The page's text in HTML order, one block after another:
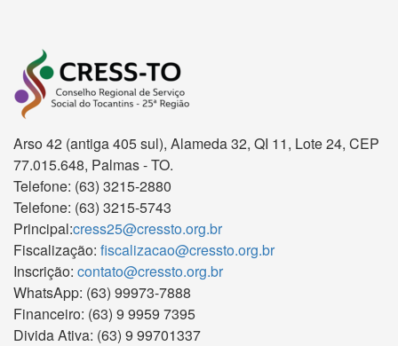
Arso 42 (antiga 405 sul), Alameda 32, QI 11, Lote 24, CEP
77.015.648, Palmas - TO.
Telefone: (63) 3215-2880
Telefone: (63) 3215-5743
Principal:cress25@cressto.org.br
Fiscalização: fiscalizacao@cressto.org.br
Inscrição: contato@cressto.org.br
WhatsApp: (63) 99973-7888
Financeiro: (63) 9 9959 7395
Divida Ativa: (63) 9 99701337